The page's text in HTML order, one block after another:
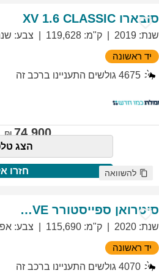
סובארו XV 1.6 CLASSIC
שנת:
2019 ק"מ:
119,628 צבע:
יד ראשונה
4675 גולשים התעניינו ברכב זה
74,900
הצג
חזרו להשוואה
סיטרואן ספייסטורר EXCLUSIVE
שנת:
2020 ק"מ:
115,690 צבע:
יד ראשונה
4070 גולשים התעניינו ברכב זה